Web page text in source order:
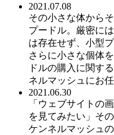
2021.07.08
その小さな体から
プードル。厳密に
は存在せず、小型
さらに小さな個体
ドルの購入に関す
ネルマッシュにお
2021.06.30
「ウェブサイトの
を見てみたい」そ
ケンネルマッシュ